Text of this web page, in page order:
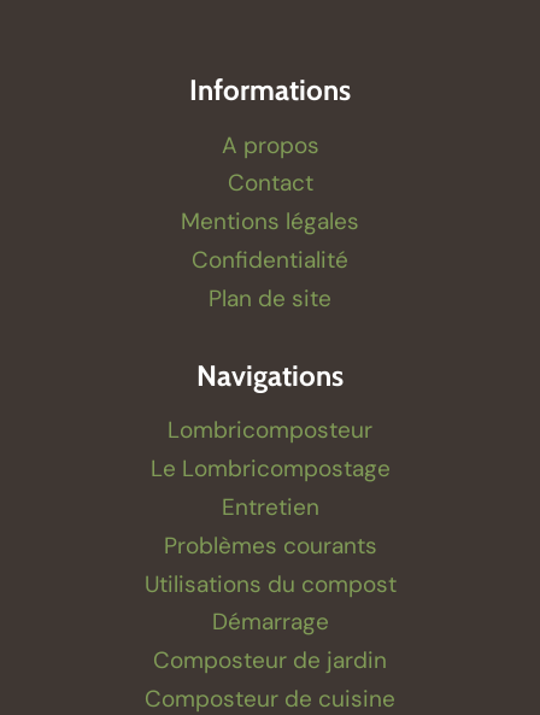
Informations
A propos
Contact
Mentions légales
Confidentialité
Plan de site
Navigations
Lombricomposteur
Le Lombricompostage
Entretien
Problèmes courants
Utilisations du compost
Démarrage
Composteur de jardin
Composteur de cuisine